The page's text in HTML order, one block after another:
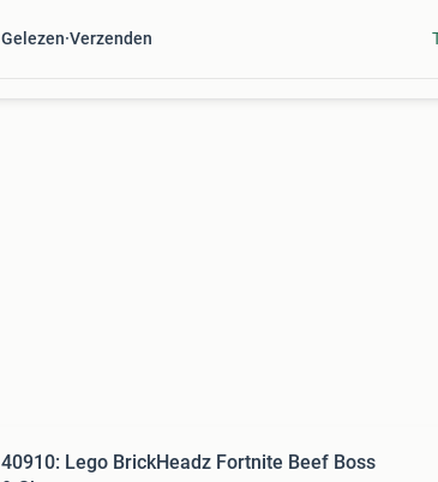
Gelezen Verzenden
40910: Lego BrickHeadz Fortnite Beef Boss